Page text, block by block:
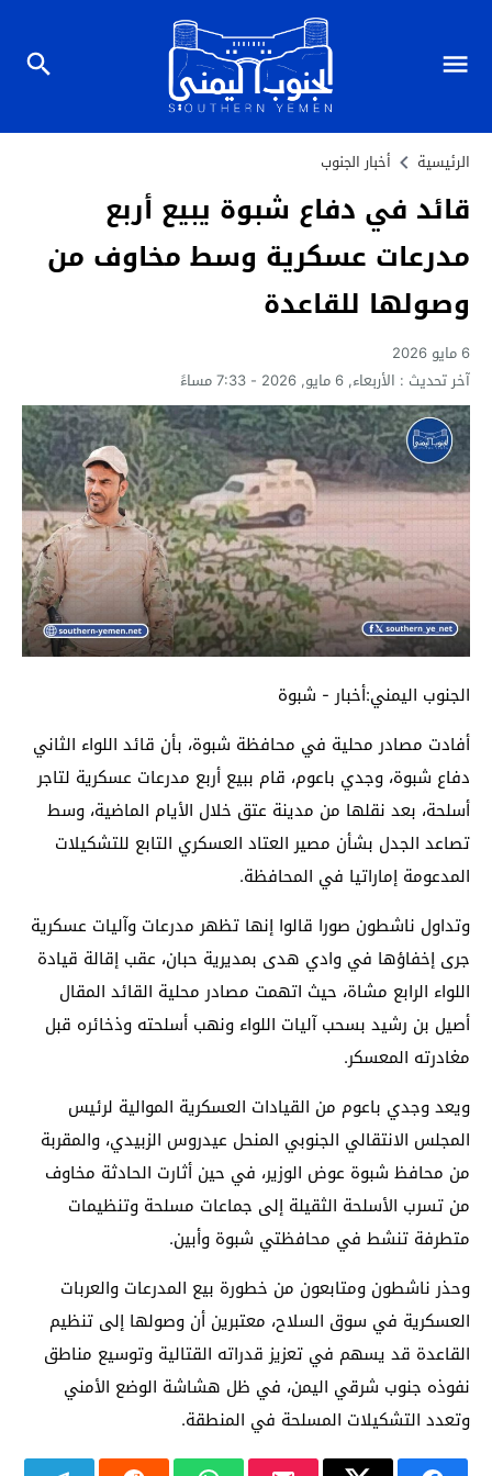
الرئيسية أخبار الجنوب
قائد في دفاع شبوة يبيع أربع
مدرعات عسكرية وسط مخاوف من
وصولها للقاعدة
6 مايو 2026
آخر تحديث : الأربعاء, 6 مايو, 2026 - 7:33 مساءً
الجنوب اليمني:أخبار - شبوة
أفادت مصادر محلية في محافظة شبوة، بأن قائد اللواء الثاني
دفاع شبوة، وجدي باعوم، قام ببيع أربع مدرعات عسكرية لتاجر
أسلحة، بعد نقلها من مدينة عتق خلال الأيام الماضية، وسط
تصاعد الجدل بشأن مصير العتاد العسكري التابع للتشكيلات
المدعومة إماراتيا في المحافظة.
وتداول ناشطون صورا قالوا إنها تظهر مدرعات وآليات عسكرية
جرى إخفاؤها في وادي هدى بمديرية حبان، عقب إقالة قيادة
اللواء الرابع مشاة، حيث اتهمت مصادر محلية القائد المقال
أصيل بن رشيد بسحب آليات اللواء ونهب أسلحته وذخائره قبل
مغادرته المعسكر.
ويعد وجدي باعوم من القيادات العسكرية الموالية لرئيس
المجلس الانتقالي الجنوبي المنحل عيدروس الزبيدي، والمقربة
من محافظ شبوة عوض الوزير، في حين أثارت الحادثة مخاوف
من تسرب الأسلحة الثقيلة إلى جماعات مسلحة وتنظيمات
متطرفة تنشط في محافظتي شبوة وأبين.
وحذر ناشطون ومتابعون من خطورة بيع المدرعات والعربات
العسكرية في سوق السلاح، معتبرين أن وصولها إلى تنظيم
القاعدة قد يسهم في تعزيز قدراته القتالية وتوسيع مناطق
نفوذه جنوب شرقي اليمن، في ظل هشاشة الوضع الأمني
وتعدد التشكيلات المسلحة في المنطقة.